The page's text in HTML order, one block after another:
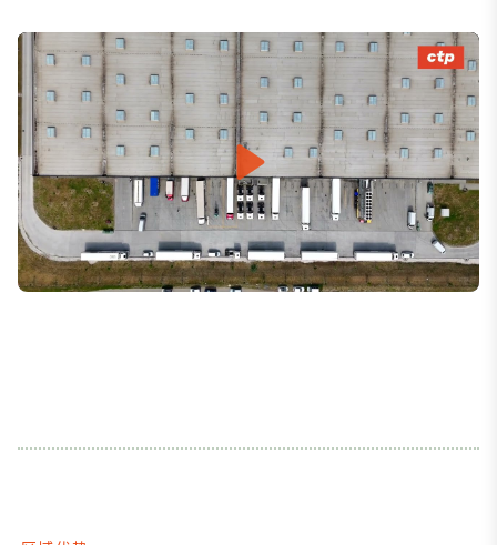
Mute Settings
Play